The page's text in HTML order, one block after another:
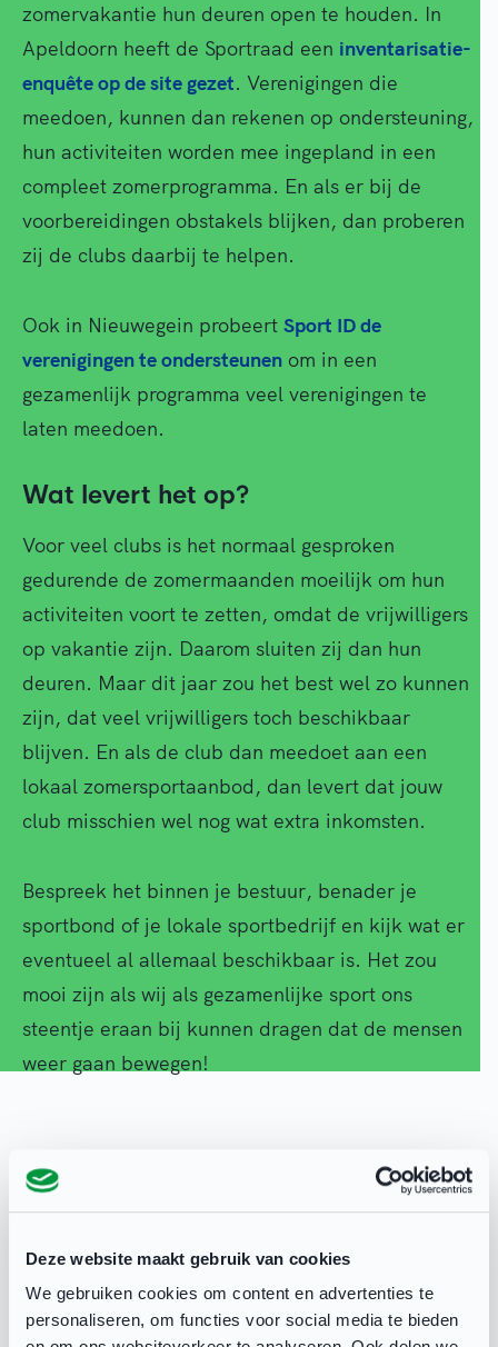
Deze website maakt gebruik van cookies
We gebruiken cookies om content en advertenties te
personaliseren, om functies voor social media te bieden
zomervakantie hun deuren open te houden. In
Apeldoorn heeft de Sportraad een inventarisatie-
enquête op de site gezet. Verenigingen die
meedoen, kunnen dan rekenen op ondersteuning,
hun activiteiten worden mee ingepland in een
compleet zomerprogramma. En als er bij de
voorbereidingen obstakels blijken, dan proberen
zij de clubs daarbij te helpen.
Ook in Nieuwegein probeert Sport ID de
verenigingen te ondersteunen om in een
gezamenlijk programma veel verenigingen te
laten meedoen.
Wat levert het op?
Voor veel clubs is het normaal gesproken
gedurende de zomermaanden moeilijk om hun
activiteiten voort te zetten, omdat de vrijwilligers
op vakantie zijn. Daarom sluiten zij dan hun
deuren. Maar dit jaar zou het best wel zo kunnen
zijn, dat veel vrijwilligers toch beschikbaar
blijven. En als de club dan meedoet aan een
lokaal zomersportaanbod, dan levert dat jouw
club misschien wel nog wat extra inkomsten.
Bespreek het binnen je bestuur, benader je
sportbond of je lokale sportbedrijf en kijk wat er
eventueel al allemaal beschikbaar is. Het zou
mooi zijn als wij als gezamenlijke sport ons
steentje eraan bij kunnen dragen dat de mensen
weer gaan bewegen!